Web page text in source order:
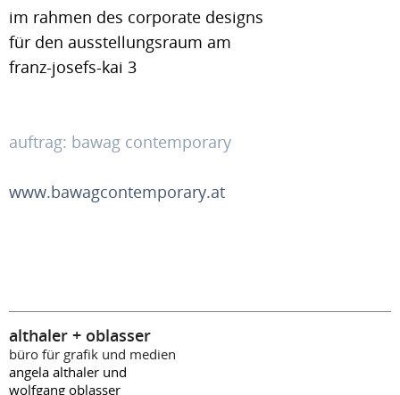
im rahmen des corporate designs
für den ausstellungsraum am
franz-josefs-kai 3
auftrag: bawag contemporary
www.bawagcontemporary.at
althaler + oblasser
büro für grafik und medien
angela althaler und
wolfgang oblasser